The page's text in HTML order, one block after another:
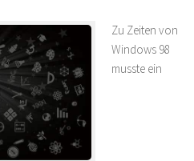
Zu Zeiten von
Windows 98
musste ein